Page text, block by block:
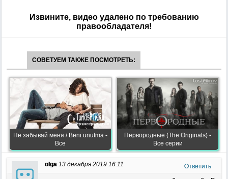
Извините, видео удалено по требованию
правообладателя!
СОВЕТУЕМ ТАКЖЕ ПОСМОТРЕТЬ:
Не забывай меня / Beni unutma -
Все
Первородные (The Originals) -
Все серии
olga 13 декабря 2019 16:11 Ответить